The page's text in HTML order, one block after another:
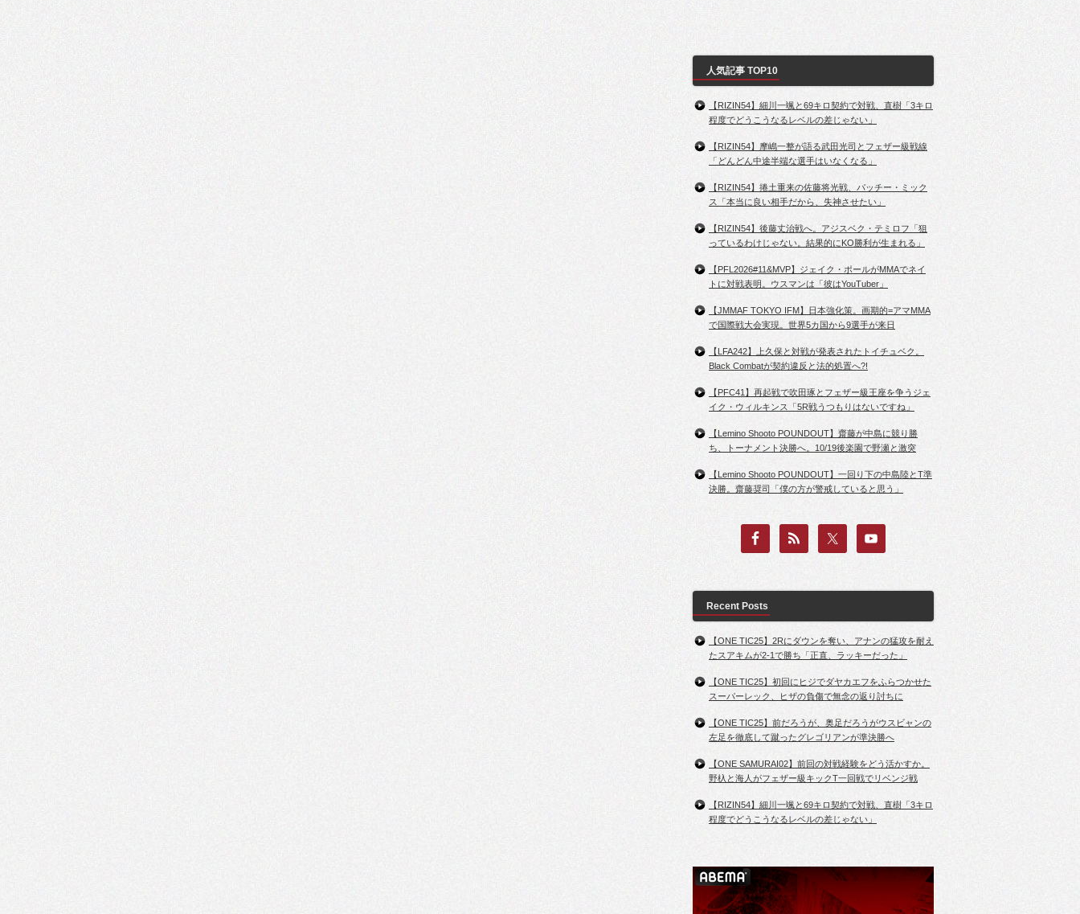
人気記事 TOP10
【RIZIN54】細川一颯と69キロ契約で対戦、直樹「3キロ
程度でどうこうなるレベルの差じゃない」
【RIZIN54】摩嶋一整が語る武田光司とフェザー級戦線
「どんどん中途半端な選手はいなくなる」
【RIZIN54】捲土重来の佐藤将光戦、パッチー・ミック
ス「本当に良い相手だから、失神させたい」
【RIZIN54】後藤丈治戦へ。アジスベク・テミロフ「狙
っているわけじゃない。結果的にKO勝利が生まれる」
【PFL2026#11&MVP】ジェイク・ポールがMMAでネイ
トに対戦表明。ウスマンは「彼はYouTuber」
【JMMAF TOKYO IFM】日本強化策。画期的=アマMMA
で国際戦大会実現。世界5カ国から9選手が来日
【LFA242】上久保と対戦が発表されたトイチュベク。
Black Combatが契約違反と法的処置へ?!
【PFC41】再起戦で吹田琢とフェザー級王座を争うジェ
イク・ウィルキンス「5R戦うつもりはないですね」
【Lemino Shooto POUNDOUT】齋藤が中島に競り勝
ち、トーナメント決勝へ。10/19後楽園で野瀬と激突
【Lemino Shooto POUNDOUT】一回り下の中島陸とT準
決勝。齋藤奨司「僕の方が警戒していると思う」
Recent Posts
【ONE TIC25】2Rにダウンを奪い、アナンの猛攻を耐え
たスアキムが2-1で勝ち「正直、ラッキーだった」
【ONE TIC25】初回にヒジでダヤカエフをふらつかせた
スーパーレック、ヒザの負傷で無念の返り討ちに
【ONE TIC25】前だろうが、奥足だろうがウスビャンの
左足を徹底して蹴ったグレゴリアンが準決勝へ
【ONE SAMURAI02】前回の対戦経験をどう活かすか。
野杁と海人がフェザー級キックT一回戦でリベンジ戦
【RIZIN54】細川一颯と69キロ契約で対戦、直樹「3キロ
程度でどうこうなるレベルの差じゃない」